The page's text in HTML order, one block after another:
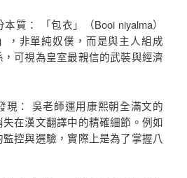
： 「包衣」（Booi niyalma）
，非單純奴僕，而是與主人組成
，可視為皇室最親信的武裝與經濟
： 吳老師運用康熙朝全滿文的
失在漢文翻譯中的精確細節。例如
控與選驗，實際上是為了掌握八